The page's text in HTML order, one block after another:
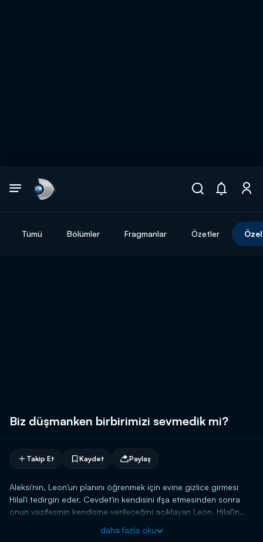
Tümü Bölümler Fragmanlar Özetler
Biz düşmanken birbirimizi sevmedik mi?
Takip Et Kaydet Paylaş
Aleksi'nin, Leon'un planını öğrenmek için evine gizlice girmesi
Hilal'i tedirgin eder. Cevdet'in kendisini ifşa etmesinden sonra
onun vazifesinin kendisine verileceğini açıklayan Leon, Hilal'in
üstlenmesi kuvvacılar için de doğru bir hamle olacaktır. Hilal ile
daha fazla oku